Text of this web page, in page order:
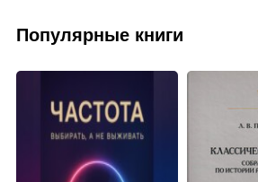
Популярные книги